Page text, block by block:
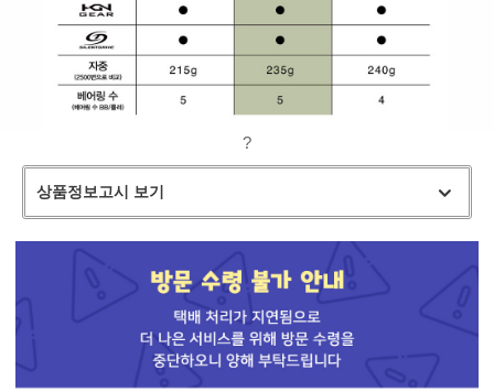
?
상품정보고시 보기